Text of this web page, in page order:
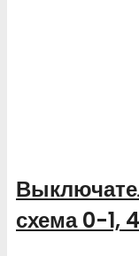
схема 0-1,